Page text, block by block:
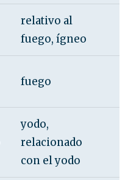
relativo al
fuego, ígneo
fuego
yodo,
relacionado
con el yodo